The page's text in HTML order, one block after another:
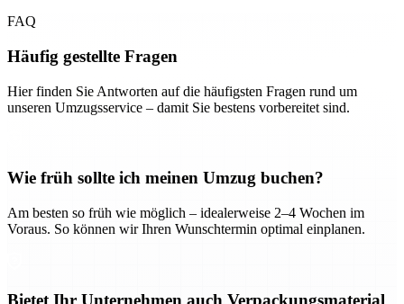
FAQ
Häufig gestellte Fragen
Hier finden Sie Antworten auf die häufigsten Fragen rund um
unseren Umzugsservice – damit Sie bestens vorbereitet sind.
Wie früh sollte ich meinen Umzug buchen?
Am besten so früh wie möglich – idealerweise 2–4 Wochen im
Voraus. So können wir Ihren Wunschtermin optimal einplanen.
Bietet Ihr Unternehmen auch Verpackungsmaterial